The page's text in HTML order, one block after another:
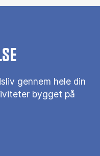
gennem hele din
bygget på